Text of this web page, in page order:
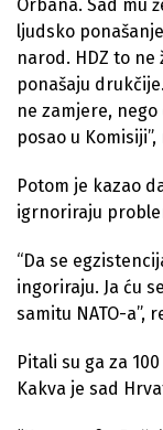
Orbana. Sad mu
ljudsko
narod. HDZ to
ponašaju
ne zamjere,
posao u
Potom je kazao
igrnoriraju
“Da se
ingoriraju. Ja ću
samitu NATO-a”,
Pitali su ga za
Kakva je sad